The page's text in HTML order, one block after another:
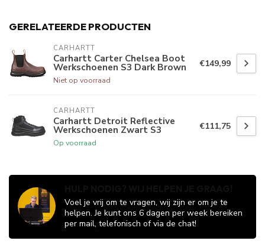
GERELATEERDE PRODUCTEN
CARHARTT
Carhartt Carter Chelsea Boot
Werkschoenen S3 Dark Brown
Niet op voorraad
€149,99
CARHARTT
Carhartt Detroit Reflective
Werkschoenen Zwart S3
Op voorraad
€111,75
Voel je vrij om te vragen, wij zijn er om je te
helpen. Je kunt ons 6 dagen per week bereiken
per mail, telefonisch of via de chat!